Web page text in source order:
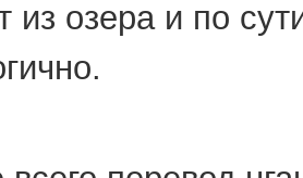
из озера и по